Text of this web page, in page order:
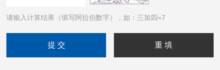
请输入计算结果（填写阿拉伯数字），如：三加四=7